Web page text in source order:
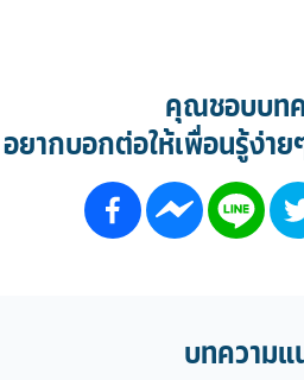
คุณชอบบท
อยากบอกต่อให้เพื่อนรู้ง่า
บทความแ